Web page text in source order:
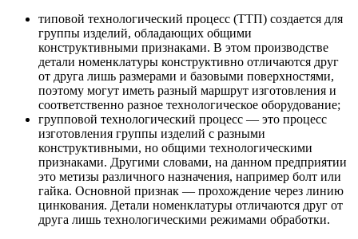
типовой технологический процесс (ТТП) создается для
группы изделий, обладающих общими
конструктивными признаками. В этом производстве
детали номенклатуры конструктивно отличаются друг
от друга лишь размерами и базовыми поверхностями,
поэтому могут иметь разный маршрут изготовления и
соответственно разное технологическое оборудование;
групповой технологический процесс — это процесс
изготовления группы изделий с разными
конструктивными, но общими технологическими
признаками. Другими словами, на данном предприятии
это метизы различного назначения, например болт или
гайка. Основной признак — прохождение через линию
цинкования. Детали номенклатуры отличаются друг от
друга лишь технологическими режимами обработки.